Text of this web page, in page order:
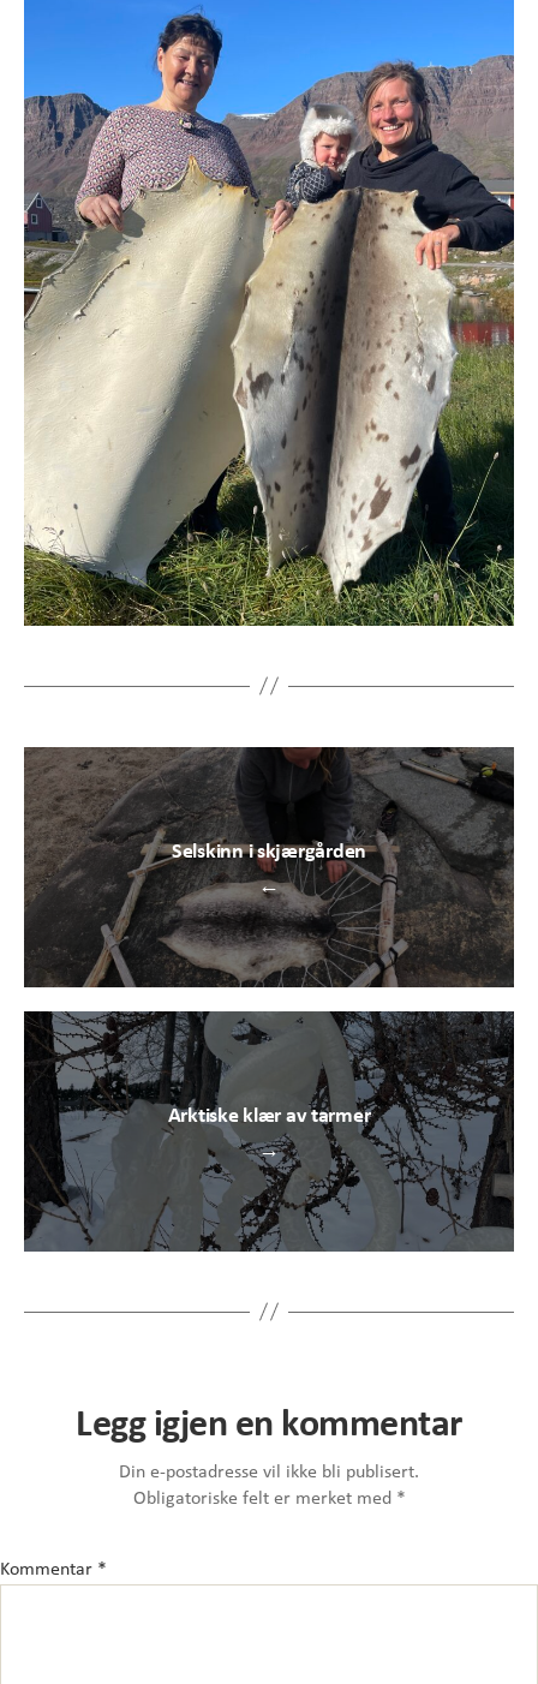
←
Selskinn i skjærgården
→
Arktiske klær av tarmer
Legg igjen en kommentar
Din e-postadresse vil ikke bli publisert.
Obligatoriske felt er merket med *
Kommentar *